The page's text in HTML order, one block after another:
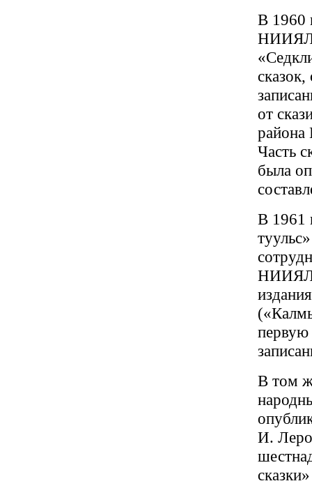
В 1960
от
Часть
была
В 1961
первую
В том
И.